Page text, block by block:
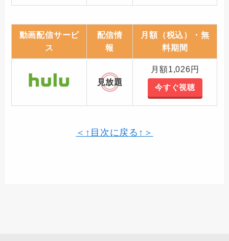
動画配信サービ
ス
配信情
報
月額（税込）・無
料期間
見放題
月額1,026円
今すぐ視聴
＜↑目次に戻る↑＞